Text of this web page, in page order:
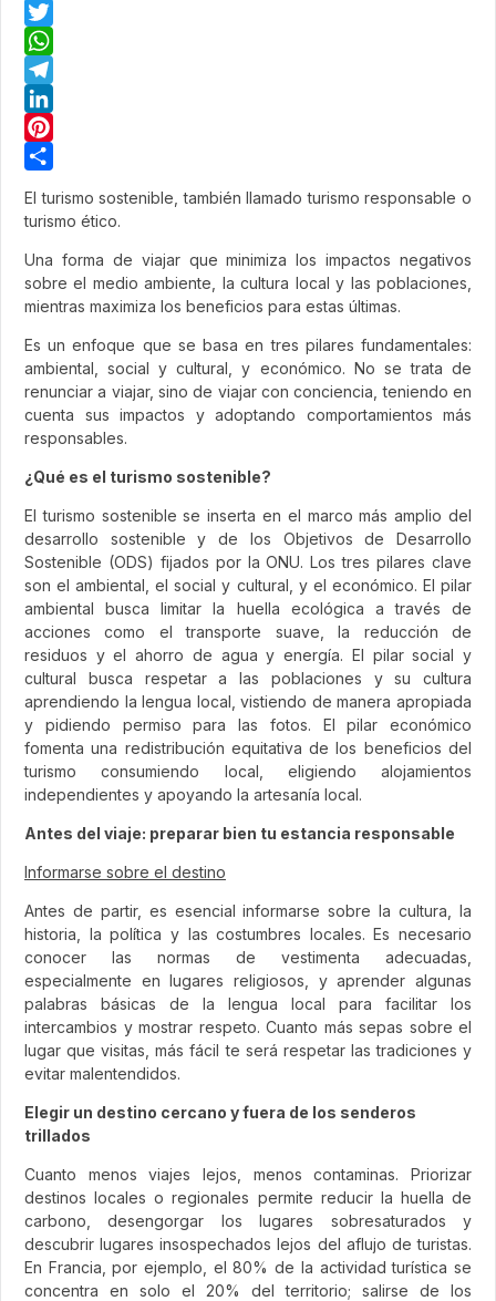
Facebook
Twitter
WhatsApp
Telegram
LinkedIn
Pinterest
El turismo sostenible, también llamado turismo responsable o
turismo ético.
Una forma de viajar que minimiza los impactos negativos
sobre el medio ambiente, la cultura local y las poblaciones,
mientras maximiza los beneficios para estas últimas.
Es un enfoque que se basa en tres pilares fundamentales:
ambiental, social y cultural, y económico. No se trata de
renunciar a viajar, sino de viajar con conciencia, teniendo en
cuenta sus impactos y adoptando comportamientos más
responsables.
¿Qué es el turismo sostenible?
El turismo sostenible se inserta en el marco más amplio del
desarrollo sostenible y de los Objetivos de Desarrollo
Sostenible (ODS) fijados por la ONU. Los tres pilares clave
son el ambiental, el social y cultural, y el económico. El pilar
ambiental busca limitar la huella ecológica a través de
acciones como el transporte suave, la reducción de
residuos y el ahorro de agua y energía. El pilar social y
cultural busca respetar a las poblaciones y su cultura
aprendiendo la lengua local, vistiendo de manera apropiada
y pidiendo permiso para las fotos. El pilar económico
fomenta una redistribución equitativa de los beneficios del
turismo consumiendo local, eligiendo alojamientos
independientes y apoyando la artesanía local.
Antes del viaje: preparar bien tu estancia responsable
Informarse sobre el destino
Antes de partir, es esencial informarse sobre la cultura, la
historia, la política y las costumbres locales. Es necesario
conocer las normas de vestimenta adecuadas,
especialmente en lugares religiosos, y aprender algunas
palabras básicas de la lengua local para facilitar los
intercambios y mostrar respeto. Cuanto más sepas sobre el
lugar que visitas, más fácil te será respetar las tradiciones y
evitar malentendidos.
Elegir un destino cercano y fuera de los senderos
trillados
Cuanto menos viajes lejos, menos contaminas. Priorizar
destinos locales o regionales permite reducir la huella de
carbono, desengorgar los lugares sobresaturados y
descubrir lugares insospechados lejos del aflujo de turistas.
En Francia, por ejemplo, el 80% de la actividad turística se
concentra en solo el 20% del territorio; salirse de los